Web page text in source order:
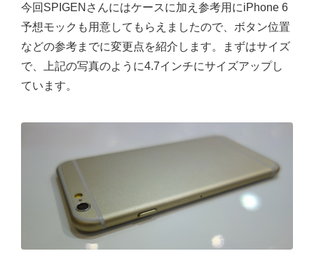
今回SPIGENさんにはケースに加え参考用にiPhone 6
予想モックも用意してもらえましたので、ボタン位置
などの参考までに変更点を紹介します。まずはサイズ
で、上記の写真のように4.7インチにサイズアップし
ています。